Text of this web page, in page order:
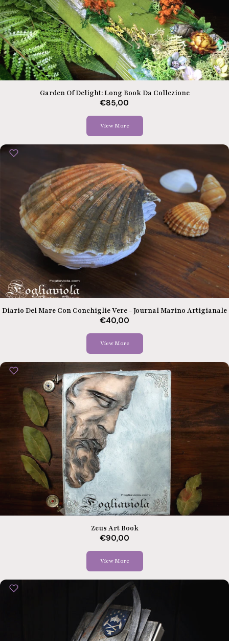
View More
Garden Of Delight: Long Book Da Collezione
€85,00
View More
Diario Del Mare Con Conchiglie Vere - Journal Marino Artigianale
€40,00
View More
Zeus Art Book
€90,00